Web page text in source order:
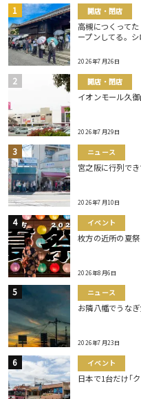
開店・閉店
高槻につくって
ープンしてる。
2026年7月26日
開店・閉店
イオンモール久
2026年7月29日
ニュース
宮之阪に行列で
2026年7月10日
イベント
枚方の近所の夏祭
2026年8月6日
ニュース
お隣八幡でうな
2026年7月23日
イベント
日本で1台だけ｢